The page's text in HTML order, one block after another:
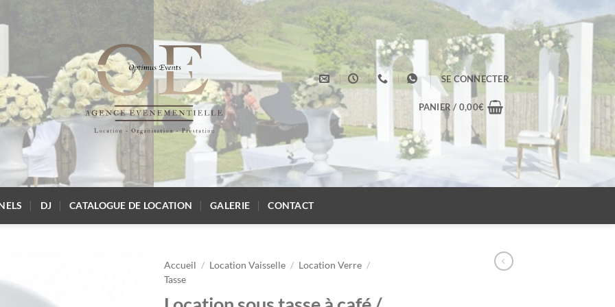
SE CONNECTER
PANIER / 0,00€
DJ CATALOGUE DE LOCATION GALERIE CONTACT
Accueil / Location Vaisselle / Location Verre /
Tasse